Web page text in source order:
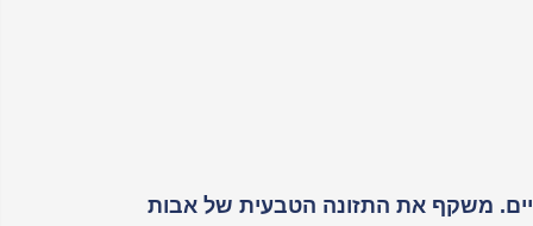
ללא תוספים מלאכותיים. משקף את התזונה הטבעית של אבות